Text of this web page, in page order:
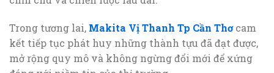
Trong tương lai, Makita Vị Thanh Tp Cần Thơcam
kết tiếp tục phát huy những thành tựu đã đạt được,
mở rộng quy mô và không ngừng đổi mới để xứng